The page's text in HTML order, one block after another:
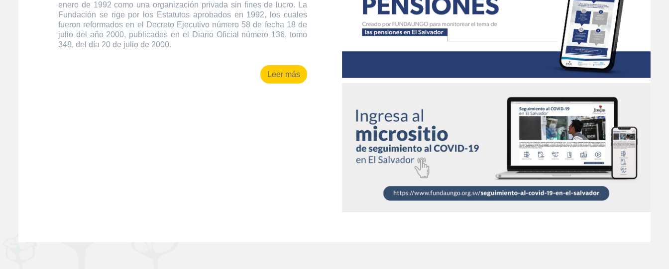
enero de 1992 como una organización privada sin fines de lucro. La
Fundación se rige por los Estatutos aprobados en 1992, los cuales
fueron reformados en el Decreto Ejecutivo número 58 de fecha 18 de
julio del año 2000, publicados en el Diario Oficial número 136, tomo
348, del día 20 de julio de 2000.
Leer más